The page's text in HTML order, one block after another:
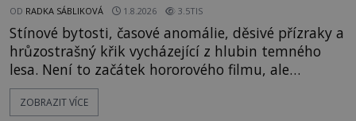
OD RADKA SÁBLIKOVÁ 1.8.2026 3.5TIS
Stínové bytosti, časové anomálie, děsivé přízraky a
hrůzostrašný křik vycházející z hlubin temného
lesa. Není to začátek hororového filmu, ale
události, které popisují návštěvníci lesů, které jsou
označovány jako nejděsivější na světě. Lidé bydlící
ZOBRAZIT VÍCE